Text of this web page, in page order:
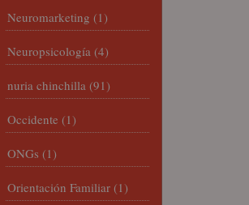
Neuromarketing (1)
Neuropsicología (4)
nuria chinchilla (91)
Occidente (1)
ONGs (1)
Orientación Familiar (1)